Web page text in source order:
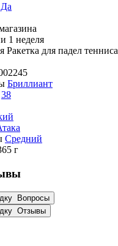
Да
1 неделя
Ракетка для падел тенниса
Бриллиант
38
Средний
г
Вопросы
Отзывы